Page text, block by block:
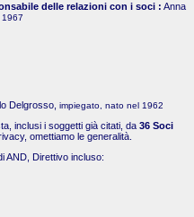
delle relazioni con i soci : Anna
Delgrosso, impiegato, nato nel 1962
inclusi i soggetti già citati, da 36 Soci
omettiamo le generalità.
AND, Direttivo incluso: